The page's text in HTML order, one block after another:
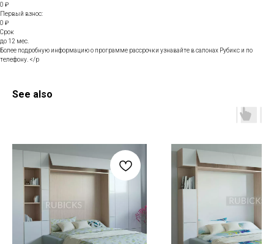
0 ₽
Первый взнос:
0 ₽
Срок
до 12 мес.
Более подробную информацию о программе рассрочки узнавайте в салонах Рубикс и по
телефону. </p
See also